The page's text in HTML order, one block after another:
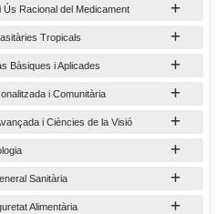
Racional del Medicament
Tropicals
Bàsiques i Aplicades
i Comunitària
i Ciències de la Visió
Sanitària
Alimentària